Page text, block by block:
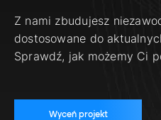
Z nami zbudujesz
dostosowane do
Sprawdź, jak możemy Ci
Wyceń projekt